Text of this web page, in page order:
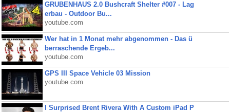
GRUBENHAUS 2.0 Bushcraft Shelter #007 - Lag
erbau - Outdoor Bu...
youtube.com
Wer hat in 1 Monat mehr abgenommen - Das ü
berraschende Ergeb...
youtube.com
GPS III Space Vehicle 03 Mission
youtube.com
I Surprised Brent Rivera With A Custom iPad P